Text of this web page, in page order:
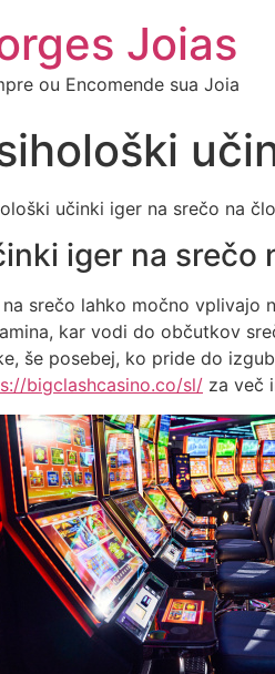
Joias
ou Encomende sua Joia
učinki iger na srečo na
iger na srečo
na srečo lahko močno vplivajo
kar vodi do občutkov
še posebej, ko pride do
bigclashcasino.co/sl/ za več